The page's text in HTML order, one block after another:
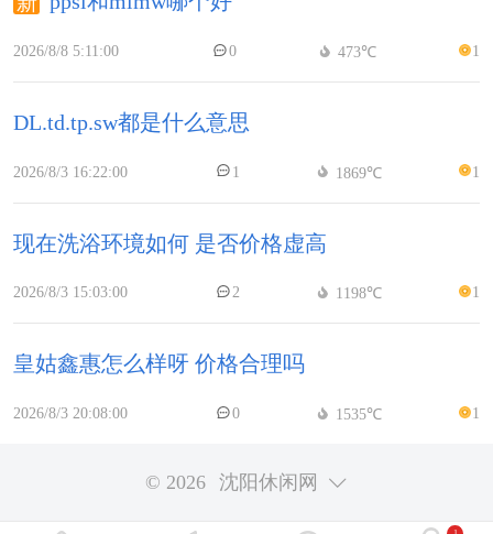
2026/8/8 5:11:00 0 473℃ 1
DL.td.tp.sw都是什么意思
2026/8/3 16:22:00 1 1869℃ 1
现在洗浴环境如何 是否价格虚高
2026/8/3 15:03:00 2 1198℃ 1
皇姑鑫惠怎么样呀 价格合理吗
2026/8/3 20:08:00 0 1535℃ 1
© 2026 沈阳休闲网